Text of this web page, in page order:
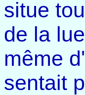
situe
de la
même
sentait